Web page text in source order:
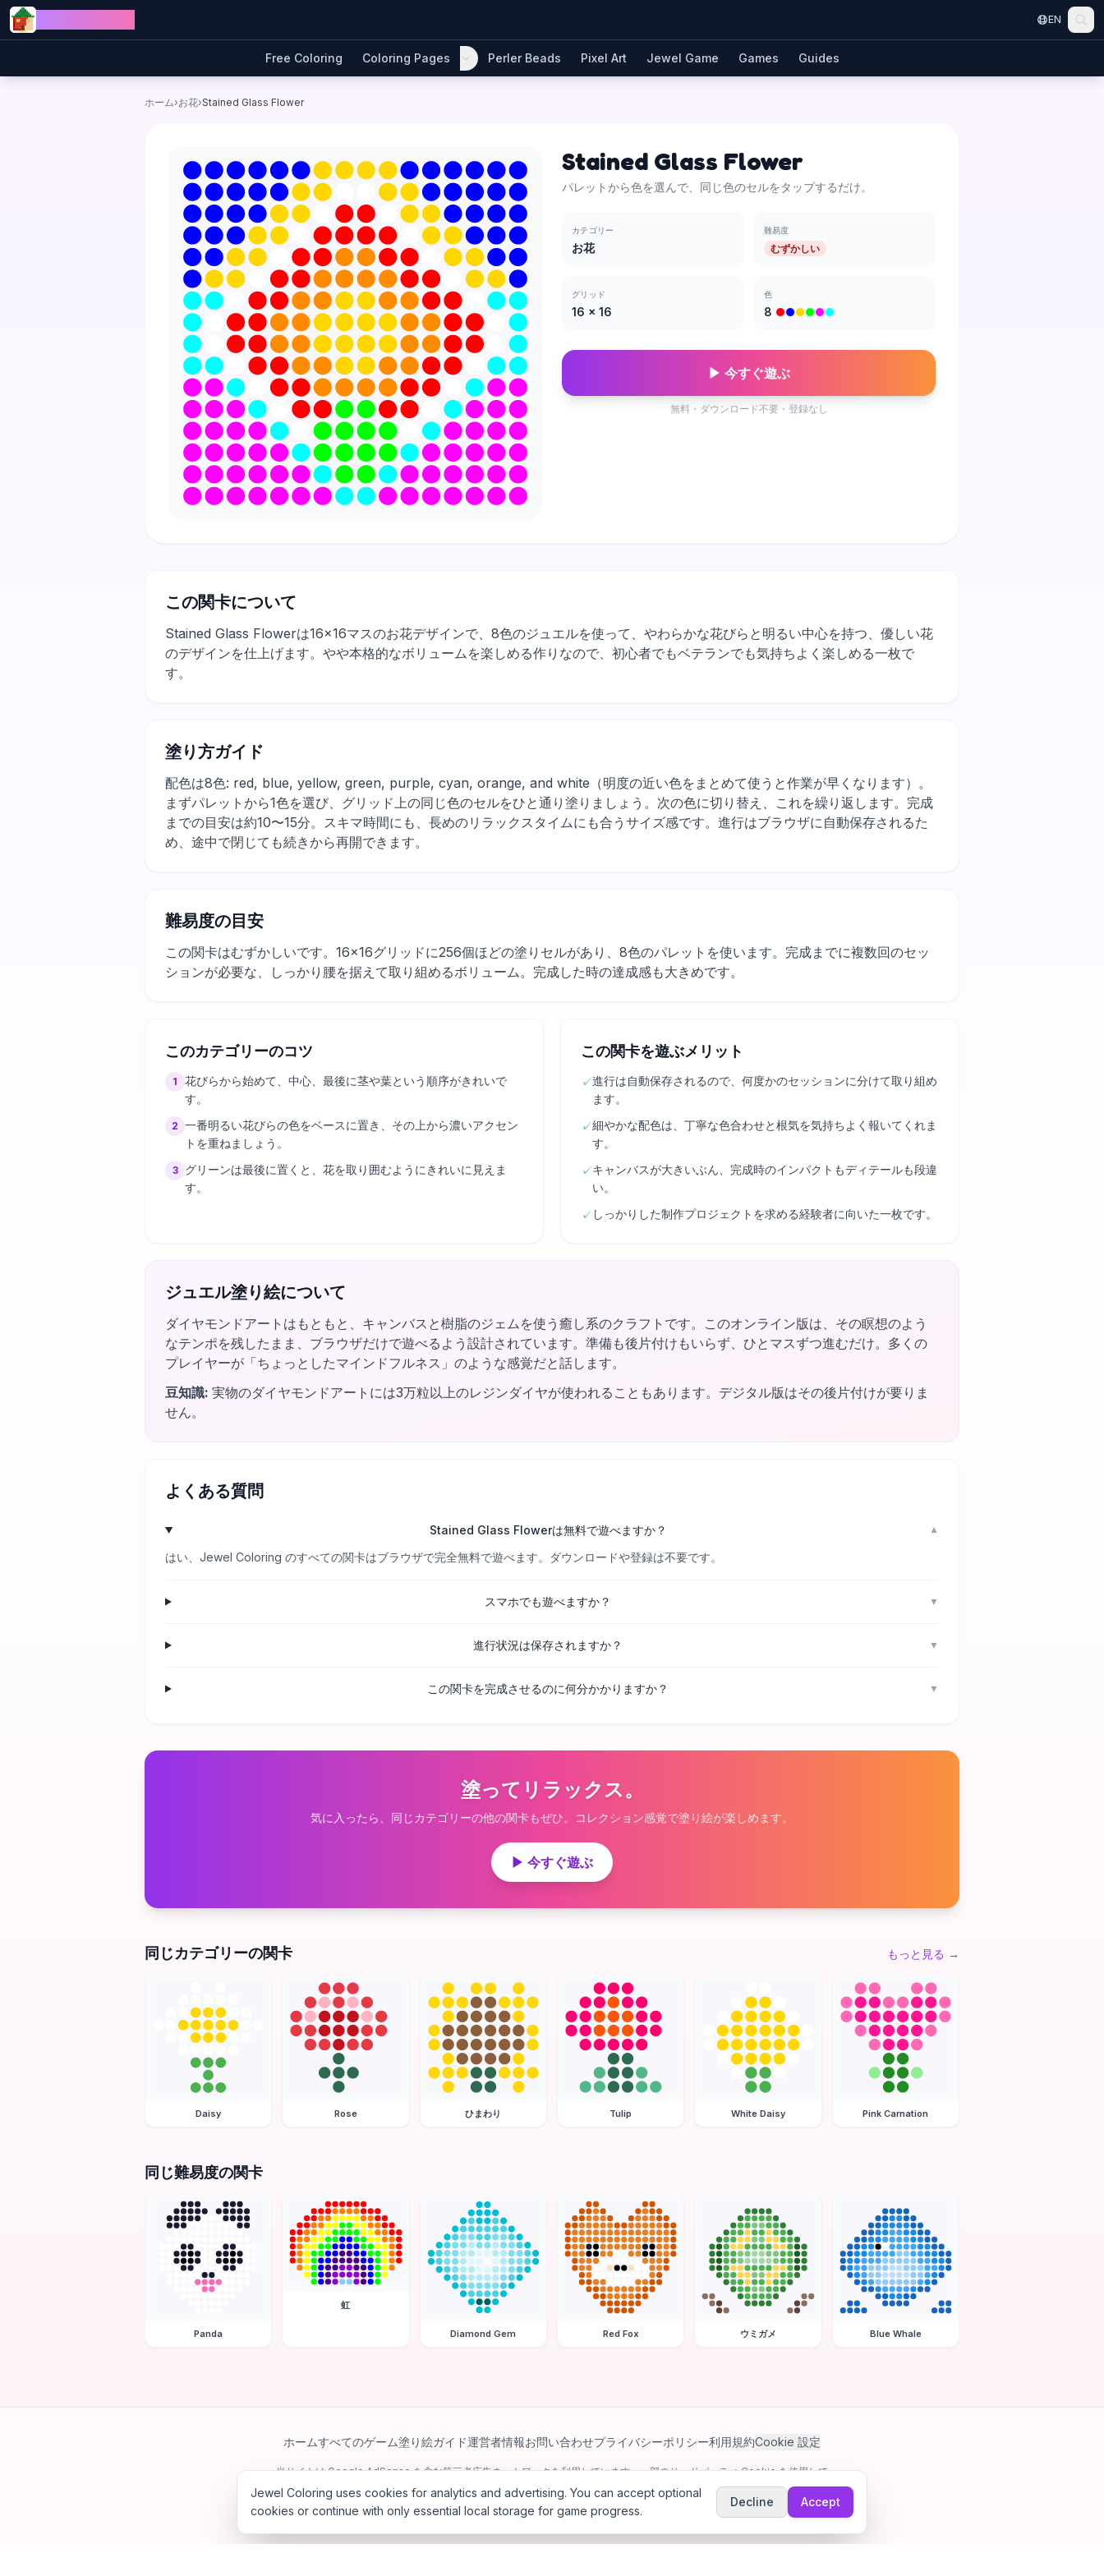
Skip to content
EN
Free Coloring Coloring Pages Perler Beads Pixel Art Jewel Game Games Guides
ホーム›お花›Stained Glass Flower
Stained Glass Flower
パレットから色を選んで、同じ色のセルをタップするだけ。
カテゴリー
お花
難易度
むずかしい
グリッド
16 × 16
色
8
▶ 今すぐ遊ぶ
無料・ダウンロード不要・登録なし
この関卡について
Stained Glass Flowerは16×16マスのお花デザインで、8色のジュエルを使って、やわらかな花びらと明るい中心を持つ、優しい花
のデザインを仕上げます。やや本格的なボリュームを楽しめる作りなので、初心者でもベテランでも気持ちよく楽しめる一枚で
す。
塗り方ガイド
配色は8色: red, blue, yellow, green, purple, cyan, orange, and white（明度の近い色をまとめて使うと作業が早くなります）。
まずパレットから1色を選び、グリッド上の同じ色のセルをひと通り塗りましょう。次の色に切り替え、これを繰り返します。完成
までの目安は約10〜15分。スキマ時間にも、長めのリラックスタイムにも合うサイズ感です。進行はブラウザに自動保存されるた
め、途中で閉じても続きから再開できます。
難易度の目安
この関卡はむずかしいです。16×16グリッドに256個ほどの塗りセルがあり、8色のパレットを使います。完成までに複数回のセッ
ションが必要な、しっかり腰を据えて取り組めるボリューム。完成した時の達成感も大きめです。
このカテゴリーのコツ
1
花びらから始めて、中心、最後に茎や葉という順序がきれいで
す。
2 一番明るい花びらの色をベースに置き、その上から濃いアクセン
トを重ねましょう。
3
グリーンは最後に置くと、花を取り囲むようにきれいに見えま
す。
この関卡を遊ぶメリット
✓進行は自動保存されるので、何度かのセッションに分けて取り組め
ます。
✓細やかな配色は、丁寧な色合わせと根気を気持ちよく報いてくれま
す。
✓キャンバスが大きいぶん、完成時のインパクトもディテールも段違
い。
✓ しっかりした制作プロジェクトを求める経験者に向いた一枚です。
ジュエル塗り絵について
ダイヤモンドアートはもともと、キャンバスと樹脂のジェムを使う癒し系のクラフトです。このオンライン版は、その瞑想のよう
なテンポを残したまま、ブラウザだけで遊べるよう設計されています。準備も後片付けもいらず、ひとマスずつ進むだけ。多くの
プレイヤーが「ちょっとしたマインドフルネス」のような感覚だと話します。
豆知識: 実物のダイヤモンドアートには3万粒以上のレジンダイヤが使われることもあります。デジタル版はその後片付けが要りま
せん。
よくある質問
Stained Glass Flowerは無料で遊べますか？ ▼
はい、Jewel Coloring のすべての関卡はブラウザで完全無料で遊べます。ダウンロードや登録は不要です。
スマホでも遊べますか？ ▼
進行状況は保存されますか？ ▼
この関卡を完成させるのに何分かかりますか？ ▼
塗ってリラックス。
気に入ったら、同じカテゴリーの他の関卡もぜひ。コレクション感覚で塗り絵が楽しめます。
▶ 今すぐ遊ぶ
同じカテゴリーの関卡 もっと見る →
Daisy Rose ひまわり Tulip White Daisy Pink Carnation
同じ難易度の関卡
Panda
虹
Diamond Gem Red Fox ウミガメ Blue Whale
ホームすべてのゲーム塗り絵ガイド運営者情報お問い合わせプライバシーポリシー利用規約Cookie 設定
当サイトは Google AdSense を含む第三者広告ネットワークを利用しています。一部のサードパーティ Cookie を使用して
パーソナライズ広告を配信する場合があります。
©2026 Jewel Coloring— 無料のオンラインダイヤモンドアート＆ビーズアート塗り絵ゲーム。
Jewel Coloring uses cookies for analytics and advertising. You can accept optional
cookies or continue with only essential local storage for game progress.
Decline Accept